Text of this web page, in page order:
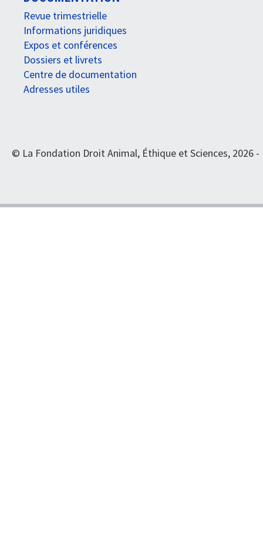
Revue trimestrielle
Informations juridiques
Expos et conférences
Dossiers et livrets
Centre de documentation
Adresses utiles
© La Fondation Droit Animal, Éthique et Sciences, 2026 -